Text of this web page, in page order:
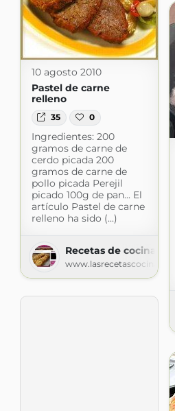
10 agosto 2010
Pastel de carne
relleno
35 0
Ingredientes: 200
gramos de carne de
cerdo picada 200
gramos de carne de
pollo picada Perejil
picado 100g de pan... El
artículo Pastel de carne
relleno ha sido (...)
Recetas de cocina
www.lasrecetascocina.com